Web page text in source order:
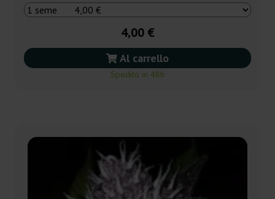
4,00 €
Al carrello
Spedito in 48h